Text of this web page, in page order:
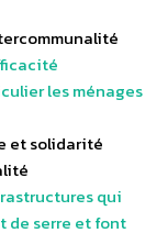
les ménages
et solidarité
qui
de serre et font